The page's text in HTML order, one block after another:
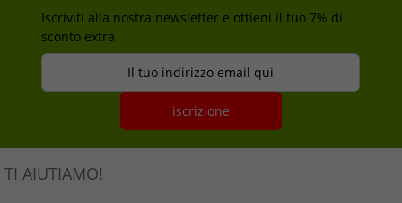
Iscriviti alla nostra newsletter e ottieni il tuo 7% di
sconto extra
Il tuo indirizzo email qui
iscrizione
TI AIUTIAMO!